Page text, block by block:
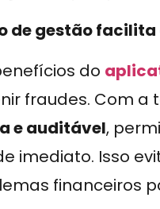
de gestão
do
fraudes. Com a
e auditável,
imediato. Isso
financeiros